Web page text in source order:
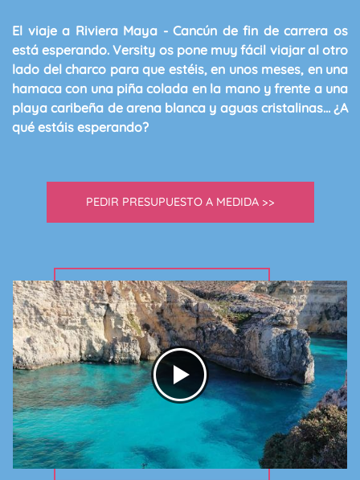
El viaje a Riviera Maya - Cancún de fin de carrera os
está esperando. Versity os pone muy fácil viajar al otro
lado del charco para que estéis, en unos meses, en una
hamaca con una piña colada en la mano y frente a una
playa caribeña de arena blanca y aguas cristalinas… ¿A
qué estáis esperando?
PEDIR PRESUPUESTO A MEDIDA >>